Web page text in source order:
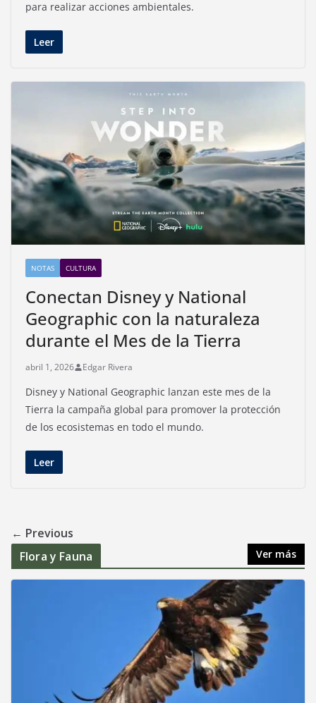
para realizar acciones ambientales.
Leer
NOTAS CULTURA
Conectan Disney y National
Geographic con la naturaleza
durante el Mes de la Tierra
abril 1, 2026 Edgar Rivera
Disney y National Geographic lanzan este mes de la
Tierra la campaña global para promover la protección
de los ecosistemas en todo el mundo.
Leer
← Previous
Flora y Fauna
Ver más